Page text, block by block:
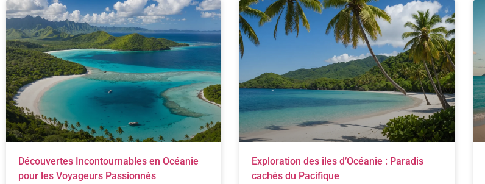
Découvertes Incontournables en Océanie
pour les Voyageurs Passionnés
Exploration des îles d’Océanie : Paradis
cachés du Pacifique